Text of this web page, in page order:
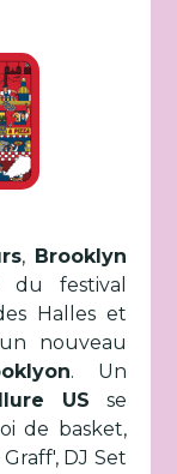
, Brooklyn
du festival
Halles et
nouveau
. Un
US se
de basket,
DJ Set